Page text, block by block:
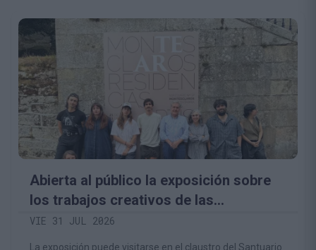
Abierta al público la exposición sobre
los trabajos creativos de las
Residencias Artísticas Montesclaros
VIE 31 JUL 2026
La exposición puede visitarse en el claustro del Santuario